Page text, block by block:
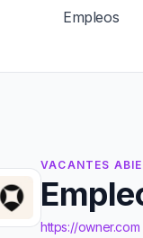
Empleos
VACANTES
https://owner.com